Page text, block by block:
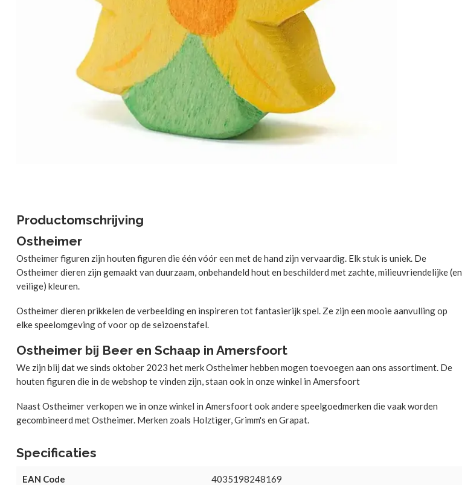
Productomschrijving
Ostheimer
Ostheimer figuren zijn houten figuren die één vóór een met de hand zijn vervaardig. Elk stuk is uniek. De
Ostheimer dieren zijn gemaakt van duurzaam, onbehandeld hout en beschilderd met zachte, milieuvriendelijke (en
veilige) kleuren.
Ostheimer dieren prikkelen de verbeelding en inspireren tot fantasierijk spel. Ze zijn een mooie aanvulling op
elke speelomgeving of voor op de seizoenstafel.
Ostheimer bij Beer en Schaap in Amersfoort
We zijn blij dat we sinds oktober 2023 het merk Ostheimer hebben mogen toevoegen aan ons assortiment. De
houten figuren die in de webshop te vinden zijn, staan ook in onze winkel in Amersfoort
Naast Ostheimer verkopen we in onze winkel in Amersfoort ook andere speelgoedmerken die vaak worden
gecombineerd met Ostheimer. Merken zoals Holztiger, Grimm's en Grapat.
Specificaties
EAN Code 4035198248169